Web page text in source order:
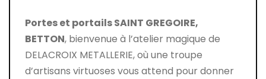
Portes et portailsSAINT GREGOIRE,
BETTON, bienvenue à l’atelier magique de
DELACROIX METALLERIE, où une troupe
d’artisans virtuoses vous attend pour donner